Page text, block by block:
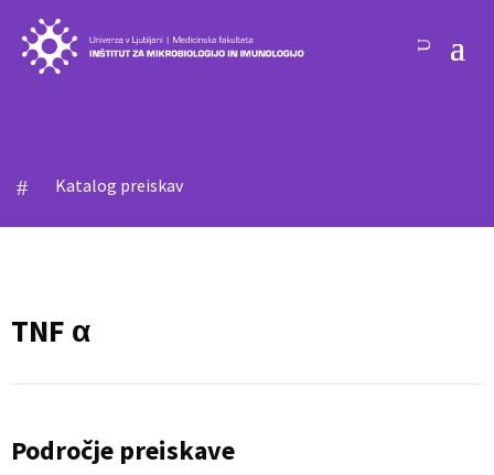
# Katalog preiskav
TNF α
Področje preiskave